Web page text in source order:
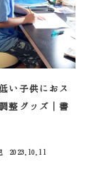
い子供におス
整グッズ｜書
2023.10.11